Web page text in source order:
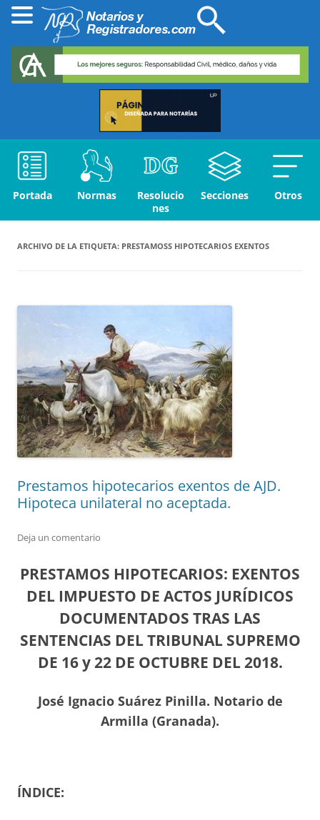
Portada Normas
Resolucio
nes
Secciones Otros
ARCHIVO DE LA ETIQUETA: PRESTAMOSS HIPOTECARIOS EXENTOS
Prestamos hipotecarios exentos de AJD.
Hipoteca unilateral no aceptada.
Deja un comentario
PRESTAMOS HIPOTECARIOS: EXENTOS
DEL IMPUESTO DE ACTOS JURÍDICOS
DOCUMENTADOS TRAS LAS
SENTENCIAS DEL TRIBUNAL SUPREMO
DE 16 y 22 DE OCTUBRE DEL 2018.
José Ignacio Suárez Pinilla. Notario de
Armilla (Granada).
ÍNDICE: